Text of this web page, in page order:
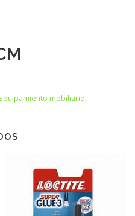
Equipamiento mobiliario,